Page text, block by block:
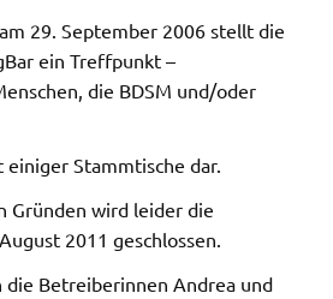
29. September 2006 stellt die
ein Treffpunkt –
die BDSM und/oder
Stammtische dar.
Gründen wird leider die
2011 geschlossen.
die Betreiberinnen Andrea und